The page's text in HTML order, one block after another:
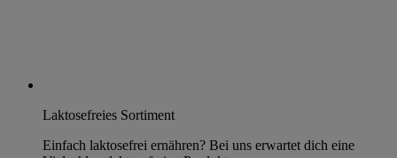
Laktosefreies Sortiment
Einfach laktosefrei ernähren? Bei uns erwartet dich eine